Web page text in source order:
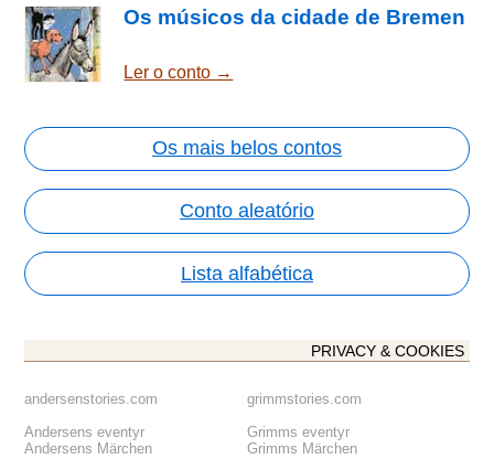
Os músicos da cidade de Bremen
Ler o conto →
Os mais belos contos
Conto aleatório
Lista alfabética
PRIVACY & COOKIES
andersenstories.com
Andersens eventyr
Andersens Märchen
grimmstories.com
Grimms eventyr
Grimms Märchen